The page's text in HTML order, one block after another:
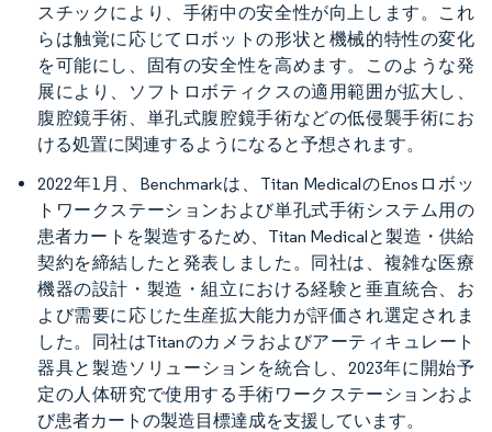
スチックにより、手術中の安全性が向上します。これ
らは触覚に応じてロボットの形状と機械的特性の変化
を可能にし、固有の安全性を高めます。このような発
展により、ソフトロボティクスの適用範囲が拡大し、
腹腔鏡手術、単孔式腹腔鏡手術などの低侵襲手術にお
ける処置に関連するようになると予想されます。
2022年1月、Benchmarkは、Titan MedicalのEnosロボッ
トワークステーションおよび単孔式手術システム用の
患者カートを製造するため、Titan Medicalと製造・供給
契約を締結したと発表しました。同社は、複雑な医療
機器の設計・製造・組立における経験と垂直統合、お
よび需要に応じた生産拡大能力が評価され選定されま
した。同社はTitanのカメラおよびアーティキュレート
器具と製造ソリューションを統合し、2023年に開始予
定の人体研究で使用する手術ワークステーションおよ
び患者カートの製造目標達成を支援しています。